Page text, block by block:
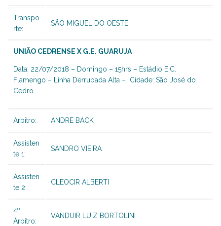
Transpo
rte:
SÃO MIGUEL DO OESTE
UNIÃO CEDRENSE X G.E. GUARUJA
Data: 22/07/2018 – Domingo – 15hrs – Estádio E.C.
Flamengo – Linha Derrubada Alta – Cidade: São José do
Cedro
Arbitro: ANDRE BACK
Assisten
te 1:
SANDRO VIEIRA
Assisten
te 2:
CLEOCIR ALBERTI
4º
Árbitro:
VANDUIR LUIZ BORTOLINI